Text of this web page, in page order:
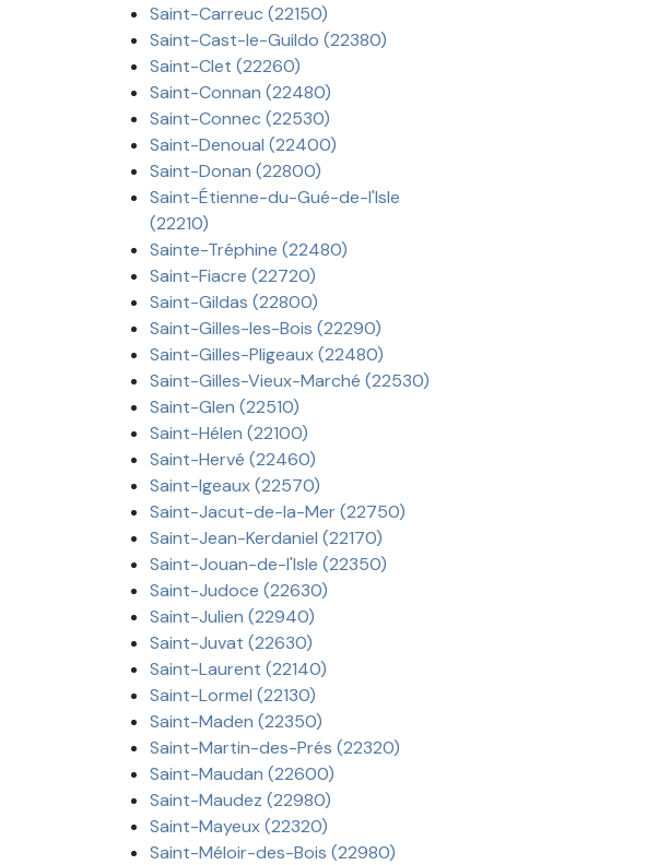
Saint-Carreuc (22150)
Saint-Cast-le-Guildo (22380)
Saint-Clet (22260)
Saint-Connan (22480)
Saint-Connec (22530)
Saint-Denoual (22400)
Saint-Donan (22800)
Saint-Étienne-du-Gué-de-l'Isle
(22210)
Sainte-Tréphine (22480)
Saint-Fiacre (22720)
Saint-Gildas (22800)
Saint-Gilles-les-Bois (22290)
Saint-Gilles-Pligeaux (22480)
Saint-Gilles-Vieux-Marché (22530)
Saint-Glen (22510)
Saint-Hélen (22100)
Saint-Hervé (22460)
Saint-Igeaux (22570)
Saint-Jacut-de-la-Mer (22750)
Saint-Jean-Kerdaniel (22170)
Saint-Jouan-de-l'Isle (22350)
Saint-Judoce (22630)
Saint-Julien (22940)
Saint-Juvat (22630)
Saint-Laurent (22140)
Saint-Lormel (22130)
Saint-Maden (22350)
Saint-Martin-des-Prés (22320)
Saint-Maudan (22600)
Saint-Maudez (22980)
Saint-Mayeux (22320)
Saint-Méloir-des-Bois (22980)